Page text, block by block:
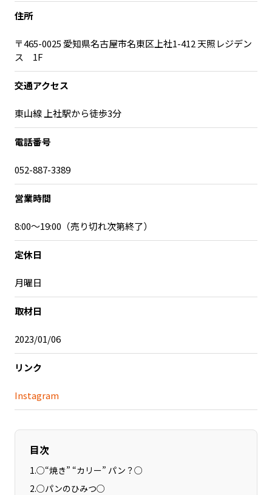
特集コンテンツ
地域を代表する 企業100選
プレスリリース
MILCプロジェクト
イベント
地域豆知識
「人」から探す
記事ライター アンバサダー
住所
〒465-0025 愛知県名古屋市名東区上社1-412 天照レジデン
ス 1F
交通アクセス
東山線 上社駅から徒歩3分
電話番号
052-887-3389
営業時間
8:00〜19:00（売り切れ次第終了）
定休日
月曜日
取材日
2023/01/06
リンク
Instagram
目次
1.○“焼き” “カリー” パン？○
2.○パンのひみつ○